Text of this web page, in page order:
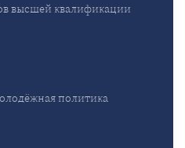
высшей квалификации
политика